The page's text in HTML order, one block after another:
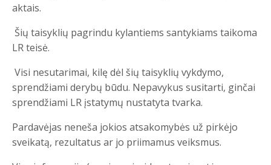
aktais.
Šių taisyklių pagrindu kylantiems santykiams taikoma
LR teisė.
Visi nesutarimai, kilę dėl šių taisyklių vykdymo,
sprendžiami derybų būdu. Nepavykus susitarti, ginčai
sprendžiami LR įstatymų nustatyta tvarka.
Pardavėjas neneša jokios atsakomybės už pirkėjo
sveikatą, rezultatus ar jo priimamus veiksmus.